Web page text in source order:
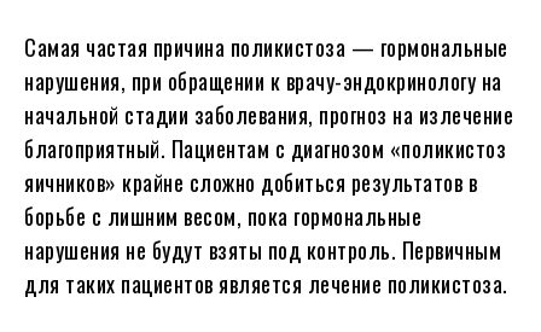
Самая частая причина поликистоза — гормональные
нарушения, при обращении к врачу-эндокринологу на
начальной стадии заболевания, прогноз на излечение
благоприятный. Пациентам с диагнозом «поликистоз
яичников» крайне сложно добиться результатов в
борьбе с лишним весом, пока гормональные
нарушения не будут взяты под контроль. Первичным
для таких пациентов является лечение поликистоза.